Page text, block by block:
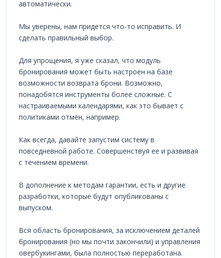
автоматически.
Мы уверены, нам придется что-то исправить. И
сделать правильный выбор.
Для упрощения, я уже сказал, что модуль
бронирования может быть настроен на базе
возможности возврата брони. Возможно,
понадобятся инструменты более сложные. С
настраиваемыми календарями, как это бывает с
политиками отмен, например.
Как всегда, давайте запустим систему в
повседневной работе. Совершенствуя ее и развивая
с течением времени.
В дополнение к методам гарантии, есть и другие
разработки, которые будут опубликованы с
выпуском.
Вся область бронирования, за исключением деталей
бронирования (но мы почти закончили) и управления
овербукингами, была полностью переработана.